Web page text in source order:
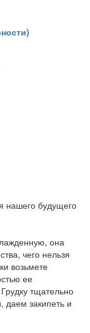
нашего будущего
она
чего нельзя
возьмете
ее
тщательно
даем закипеть и